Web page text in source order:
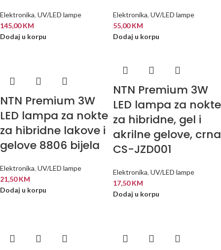
Elektronika, UV/LED lampe
145,00KM
Dodaj u korpu
Elektronika, UV/LED lampe
55,00KM
Dodaj u korpu
NTN Premium 3W
LED lampa za nokte
za hibridne lakove i
gelove 8806 bijela
Elektronika, UV/LED lampe
21,50KM
Dodaj u korpu
NTN Premium 3W
LED lampa za nokte
za hibridne, gel i
akrilne gelove, crna
CS-JZD001
Elektronika, UV/LED lampe
17,50KM
Dodaj u korpu